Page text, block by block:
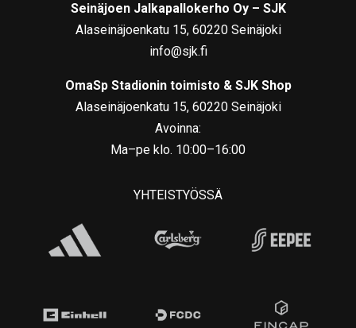
Seinäjoen Jalkapallokerho Oy – SJK
Alaseinäjoenkatu 15, 60220 Seinäjoki
info@sjk.fi
OmaSp Stadionin toimisto & SJK Shop
Alaseinäjoenkatu 15, 60220 Seinäjoki
Avoinna:
Ma–pe klo. 10:00–16:00
YHTEISTYÖSSÄ